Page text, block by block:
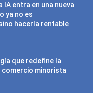
IA entra en una nueva
ya no es
hacerla rentable
que redefine la
comercio minorista